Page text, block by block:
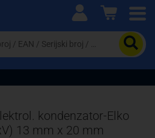
asortiman proizvoda i
kondenzator-Elko
13 mm x 20 mm